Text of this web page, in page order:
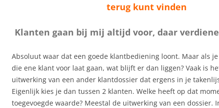
terug kunt vinden
Klanten gaan bij mij altijd voor, daar
Absoluut waar dat een goede klantbediening loont. Maar als
die ene klant voor laat gaan, wat blijft er dan liggen? Vaak is
uitwerking van een ander klantdossier dat ergens in je
Eigenlijk kies je dan tussen 2 klanten. Welke heeft op dat
toegevoegde waarde? Meestal de uitwerking van een dossier.